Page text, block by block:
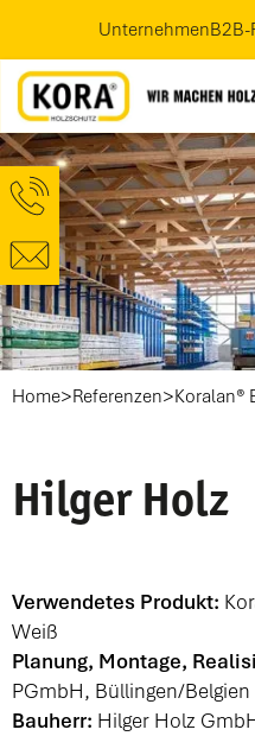
Unternehmen
Home>Referenzen>Koralan®
Hilger Holz
Verwendetes Produkt:
Weiß
Planung, Montage,
PGmbH, Büllingen/Belgien
Bauherr: Hilger Holz